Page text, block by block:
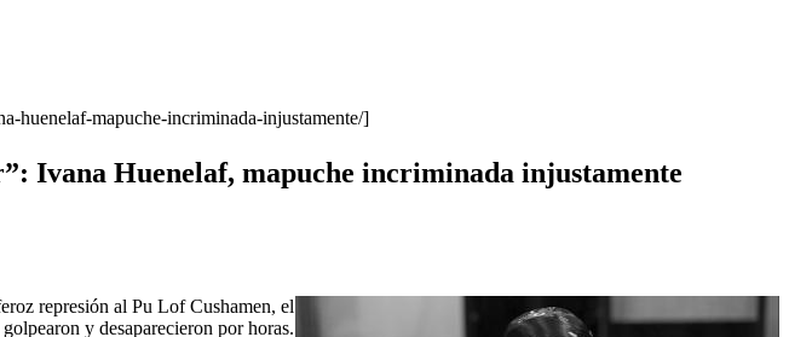
huenelaf-mapuche-incriminada-injustamente/]
Ivana Huenelaf, mapuche incriminada injustamente
represión al Pu Lof Cushamen, el
y desaparecieron por horas.